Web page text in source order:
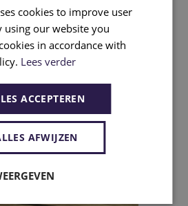
graag uw ruimte,
mogelijkheden.
ons
cookies to improve user
using our website you
in accordance with
Lees verder
ACCEPTEREN
AFWIJZEN